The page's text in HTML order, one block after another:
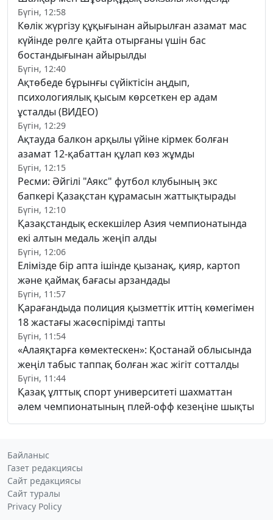
Бүгін, 12:58
Көлік жүргізу құқығынан айырылған азамат мас
күйінде рөлге қайта отырғаны үшін бас
бостандығынан айырылды
Бүгін, 12:40
Ақтөбеде бұрынғы сүйіктісін аңдып,
психологиялық қысым көрсеткен ер адам
ұсталды (ВИДЕО)
Бүгін, 12:29
Ақтауда балкон арқылы үйіне кірмек болған
азамат 12-қабаттан құлап көз жұмды
Бүгін, 12:15
Ресми: Әйгілі "Аякс" футбол клубының экс
бапкері Қазақстан құрамасын жаттықтырады
Бүгін, 12:10
Қазақстандық ескекшілер Азия чемпионатында
екі алтын медаль жеңіп алды
Бүгін, 12:06
Елімізде бір апта ішінде қызанақ, қияр, картоп
және қаймақ бағасы арзандады
Бүгін, 11:57
Қарағандыда полиция қызметтік иттің көмегімен
18 жастағы жасөспірімді тапты
Бүгін, 11:54
«Алаяқтарға көмектескен»: Қостанай облысында
жеңіл табыс таппақ болған жас жігіт сотталды
Бүгін, 11:44
Қазақ ұлттық спорт университеті шахматтан
әлем чемпионатының плей-офф кезеңіне шықты
Байланыс
Газет редакциясы
Сайт редакциясы
Сайт туралы
Privacy Policy